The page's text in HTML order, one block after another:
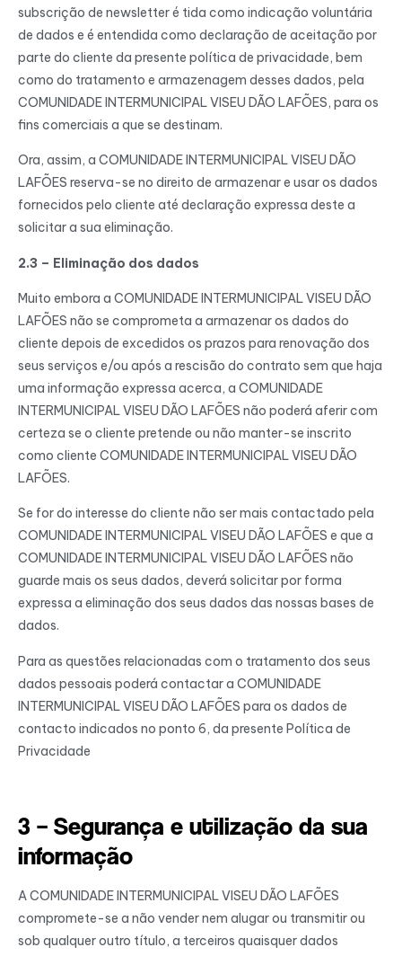
subscrição de newsletter é tida como indicação voluntária
de dados e é entendida como declaração de aceitação por
parte do cliente da presente política de privacidade, bem
como do tratamento e armazenagem desses dados, pela
COMUNIDADE INTERMUNICIPAL VISEU DÃO LAFÕES, para os
fins comerciais a que se destinam.
Ora, assim, a COMUNIDADE INTERMUNICIPAL VISEU DÃO
LAFÕES reserva-se no direito de armazenar e usar os dados
fornecidos pelo cliente até declaração expressa deste a
solicitar a sua eliminação.
2.3 – Eliminação dos dados
Muito embora a COMUNIDADE INTERMUNICIPAL VISEU DÃO
LAFÕES não se comprometa a armazenar os dados do
cliente depois de excedidos os prazos para renovação dos
seus serviços e/ou após a rescisão do contrato sem que haja
uma informação expressa acerca, a COMUNIDADE
INTERMUNICIPAL VISEU DÃO LAFÕES não poderá aferir com
certeza se o cliente pretende ou não manter-se inscrito
como cliente COMUNIDADE INTERMUNICIPAL VISEU DÃO
LAFÕES.
Se for do interesse do cliente não ser mais contactado pela
COMUNIDADE INTERMUNICIPAL VISEU DÃO LAFÕES e que a
COMUNIDADE INTERMUNICIPAL VISEU DÃO LAFÕES não
guarde mais os seus dados, deverá solicitar por forma
expressa a eliminação dos seus dados das nossas bases de
dados.
Para as questões relacionadas com o tratamento dos seus
dados pessoais poderá contactar a COMUNIDADE
INTERMUNICIPAL VISEU DÃO LAFÕES para os dados de
contacto indicados no ponto 6, da presente Política de
Privacidade
3 – Segurança e utilização da sua
informação
A COMUNIDADE INTERMUNICIPAL VISEU DÃO LAFÕES
compromete-se a não vender nem alugar ou transmitir ou
sob qualquer outro título, a terceiros quaisquer dados